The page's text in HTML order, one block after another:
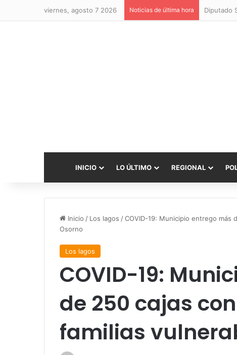
viernes, agosto 7 2026 Noticias de última hora
INICIO LO ÚLTIMO REGIONAL
Inicio / Los lagos /COVID-19: Municipio entrego más
Osorno
Los lagos
COVID-19:
de 250 cajas
familias